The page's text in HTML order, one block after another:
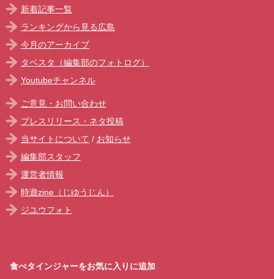
新着記事一覧
ランキングから見る広島
今月のアーカイブ
タベスタ（編集部のフォトログ）
Youtubeチャンネル
ご意見・お問い合わせ
プレスリリース・ネタ投稿
当サイトについて / お知らせ
編集部スタッフ
運営者情報
時遊zine（じゆうじん）
ジユウフォト
食べタインジャーをお気に入りに追加